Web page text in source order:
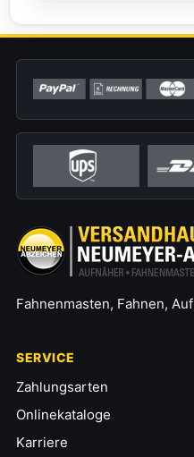
Fahnenmasten, Fahnen,
SERVICE
Zahlungsarten
Onlinekataloge
Karriere